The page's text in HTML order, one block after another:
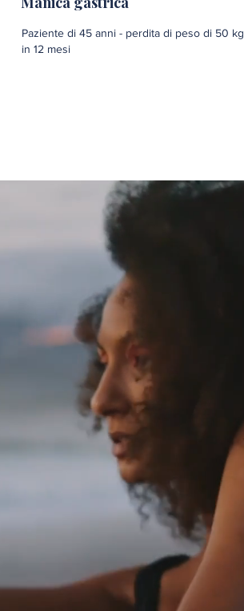
Paziente di 45 anni - perdita di peso di 50 kg
in 12 mesi